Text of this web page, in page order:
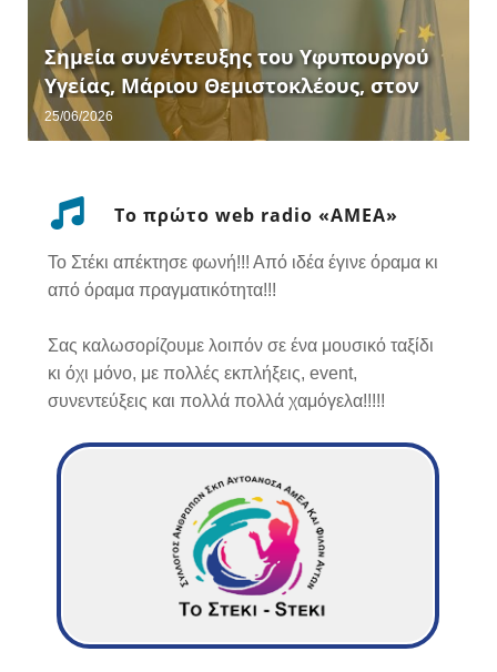
Σημεία συνέντευξης του Υφυπουργού
Υγείας, Μάριου Θεμιστοκλέους, στον
τηλεοπτικό σταθμό «ΕΡΤNEWS».
25/06/2026
Το πρώτο web radio «ΑΜΕΑ»
Το Στέκι απέκτησε φωνή!!! Από ιδέα έγινε όραμα κι
από όραμα πραγματικότητα!!!
Σας καλωσορίζουμε λοιπόν σε ένα μουσικό ταξίδι
κι όχι μόνο, με πολλές εκπλήξεις, event,
συνεντεύξεις και πολλά πολλά χαμόγελα!!!!!